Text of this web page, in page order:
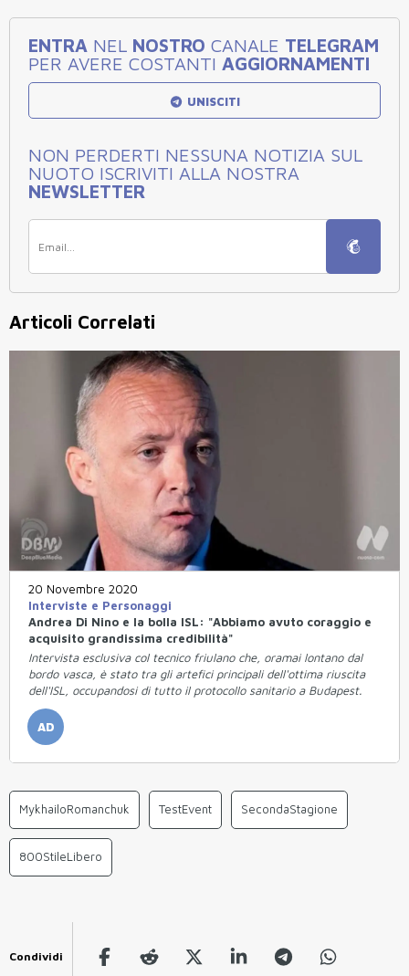
ENTRA NEL NOSTRO CANALE TELEGRAM
PER AVERE COSTANTI AGGIORNAMENTI
UNISCITI
NON PERDERTI NESSUNA NOTIZIA SUL
NUOTO ISCRIVITI ALLA NOSTRA
NEWSLETTER
Articoli Correlati
20 Novembre 2020
Interviste e Personaggi
Andrea Di Nino e la bolla ISL: "Abbiamo avuto coraggio e
acquisito grandissima credibilità"
Intervista esclusiva col tecnico friulano che, oramai lontano dal
bordo vasca, è stato tra gli artefici principali dell'ottima riuscita
dell'ISL, occupandosi di tutto il protocollo sanitario a Budapest.
AD
MykhailoRomanchuk TestEvent SecondaStagione
800StileLibero
Condividi